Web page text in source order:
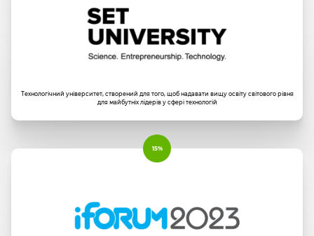
Технологічний університет, створений для того, щоб надавати вищу освіту світового рівня
для майбутніх лідерів у сфері технологій
15%